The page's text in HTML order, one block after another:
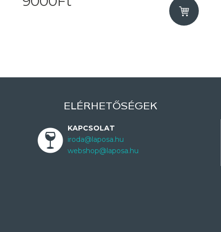
ELÉRHETŐSÉGEK
KAPCSOLAT
iroda@laposa.hu
webshop@laposa.hu